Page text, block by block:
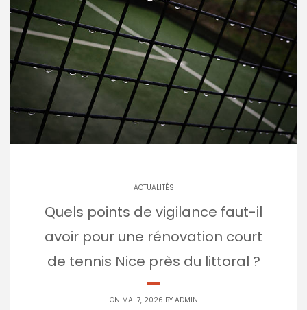
ACTUALITÉS
Quels points de vigilance faut-il
avoir pour une rénovation court
de tennis Nice près du littoral ?
ON MAI 7, 2026 BY ADMIN